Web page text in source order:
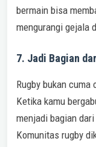
bermain bisa
mengurangi gejala
7. Jadi Bagian
Rugby bukan
Ketika kamu
menjadi bagian
Komunitas rugby